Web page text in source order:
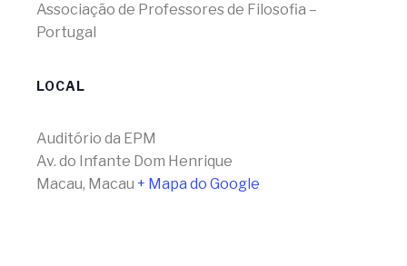
Associação de Professores de Filosofia –
Portugal
LOCAL
Auditório da EPM
Av. do Infante Dom Henrique
Macau, Macau + Mapa do Google